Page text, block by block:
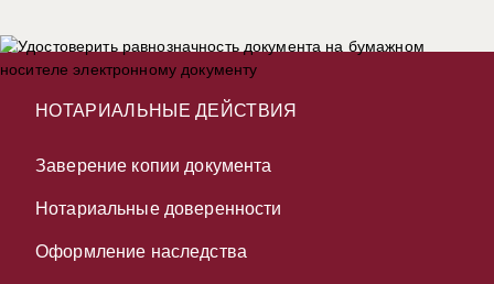
НОТАРИАЛЬНЫЕ ДЕЙСТВИЯ
Заверение копии документа
Нотариальные доверенности
Оформление наследства